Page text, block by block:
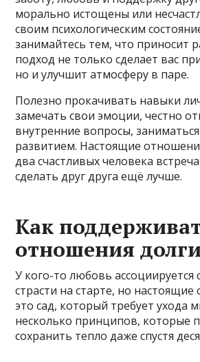
морально истощены или
своим психологическим
занимайтесь тем, что приносит
подход не только сделает вас
но и улучшит атмосферу в паре.
Полезно прокачивать навыки
замечать свои эмоции, честно
внутренние вопросы,
развитием. Настоящие
два счастливых человека
сделать друг друга ещё лучше.
Как
отношения
У кого-то любовь ассоциируется
страсти на старте, но
это сад, который требует ухода
несколько принципов, которые
сохранить тепло даже спустя